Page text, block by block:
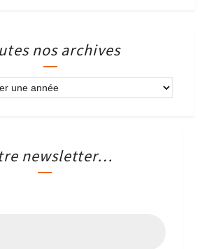
nos archives
newsletter…